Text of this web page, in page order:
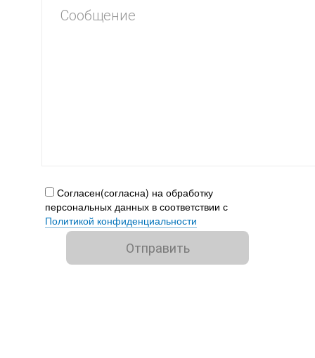
Согласен(согласна) на обработку
персональных данных в соответствии с
Политикой конфиденциальности